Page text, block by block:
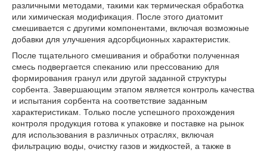
различными методами, такими как термическая обработка
или химическая модификация. После этого диатомит
смешивается с другими компонентами, включая возможные
добавки для улучшения адсорбционных характеристик.
После тщательного смешивания и обработки полученная
смесь подвергается спеканию или прессованию для
формирования гранул или другой заданной структуры
сорбента. Завершающим этапом является контроль качества
и испытания сорбента на соответствие заданным
характеристикам. Только после успешного прохождения
контроля продукция готова к упаковке и поставке на рынок
для использования в различных отраслях, включая
фильтрацию воды, очистку газов и жидкостей, а также в